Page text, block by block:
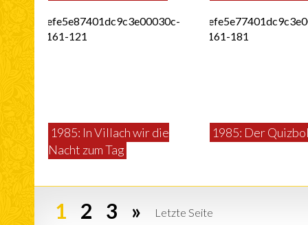
1985: In Villach wir die
Nacht zum Tag
1985: Der
1 2 3 » Letzte Seite